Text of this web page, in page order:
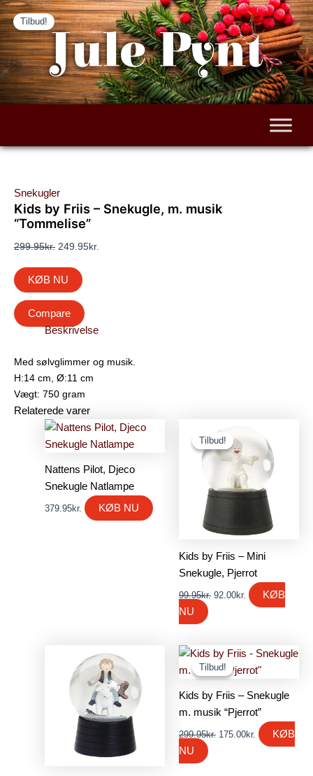
Gå
til
indholdet
Jule Pynt
Tilbud!
Snekugler
Kids by Friis – Snekugle, m. musik
“Tommelise”
299.95kr.
Den
oprindelige
pris
var:
299.95kr..
249.95kr.
Den
aktuelle
pris
er:
249.95kr..
KØB NU
Compare
Beskrivelse
Med sølvglimmer og musik.
H:14 cm, Ø:11 cm
Vægt: 750 gram
Relaterede varer
Nattens Pilot, Djeco
Snekugle Natlampe
379.95kr. KØB NU
Tilbud!
Tilbud!
Kids by Friis – Mini
Snekugle, Pjerrot
99.95kr.
oprindelige
pris
var:
99.95kr..
92.00kr.
er:
92.00kr..
KØB
NU
Tilbud!
Tilbud!
Kids by Friis – Snekugle
m. musik “Pjerrot”
299.95kr.
Den
oprindelige
pris
299.95kr..
175.00kr.
Den
aktuelle
pris
175.00kr..
KØB
NU